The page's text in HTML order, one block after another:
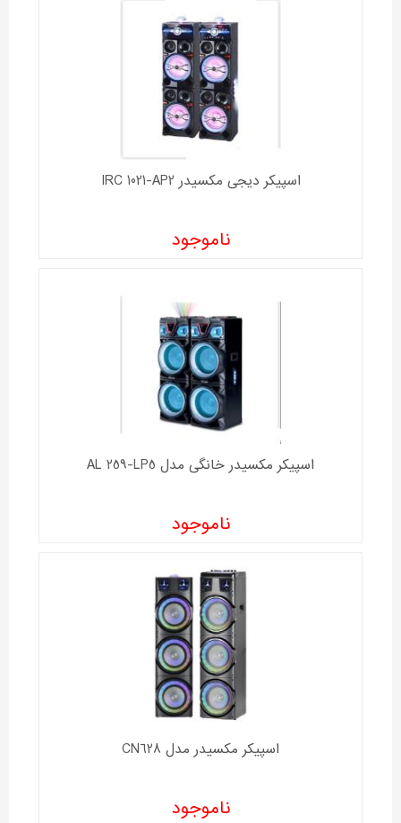
اسپیکر دیجی مکسیدر IRC 1021-AP2
ناموجود
اسپیکر مکسیدر خانگی مدل AL 259-LP5
ناموجود
اسپیکر مکسیدر مدل CN628
ناموجود